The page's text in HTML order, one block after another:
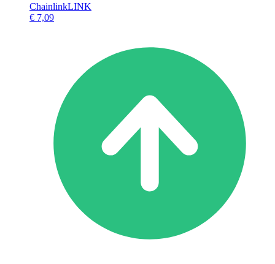
ChainlinkLINK
€ 7,09